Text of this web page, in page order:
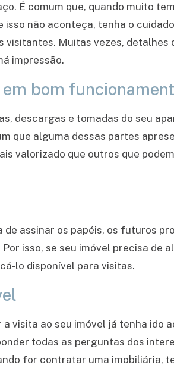
É comum que, quando muito
isso não aconteça, tenha o
visitantes. Muitas vezes,
impressão.
bom
descargas e tomadas do seu
que alguma dessas partes
valorizado que outros que
de assinar os papéis, os futuros
isso, se seu imóvel precisa
lo disponível para visitas.
visita ao seu imóvel já tenha ido
todas as perguntas dos
for contratar uma imobiliária,